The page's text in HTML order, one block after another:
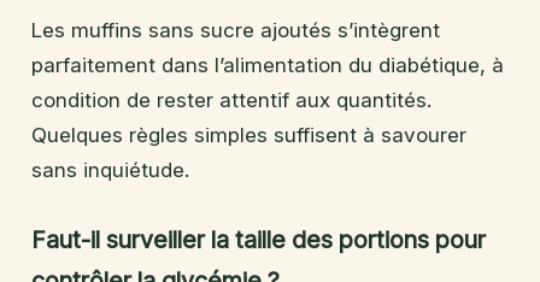
Les muffins sans sucre ajoutés s’intègrent
parfaitement dans l’alimentation du diabétique, à
condition de rester attentif aux quantités.
Quelques règles simples suffisent à savourer
sans inquiétude.
Faut-il surveiller la taille des portions pour